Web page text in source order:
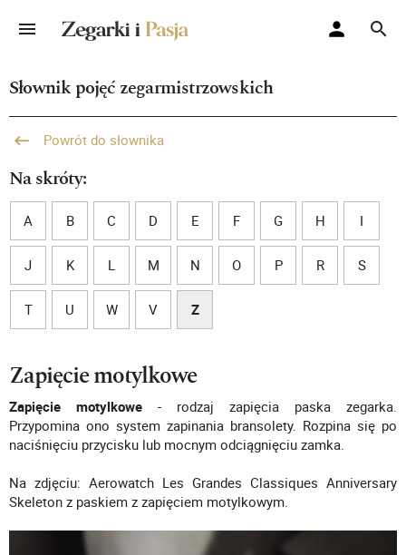
Słownik pojęć zegarmistrzowskich
Powrót do słownika
Na skróty:
A B C D E F G H I
J K L M N O P R S
T U W V Z
Zapięcie motylkowe
Zapięcie motylkowe - rodzaj zapięcia paska zegarka.
Przypomina ono system zapinania bransolety. Rozpina się po
naciśnięciu przycisku lub mocnym odciągnięciu zamka.
Na zdjęciu: Aerowatch Les Grandes Classiques Anniversary
Skeleton z paskiem z zapięciem motylkowym.